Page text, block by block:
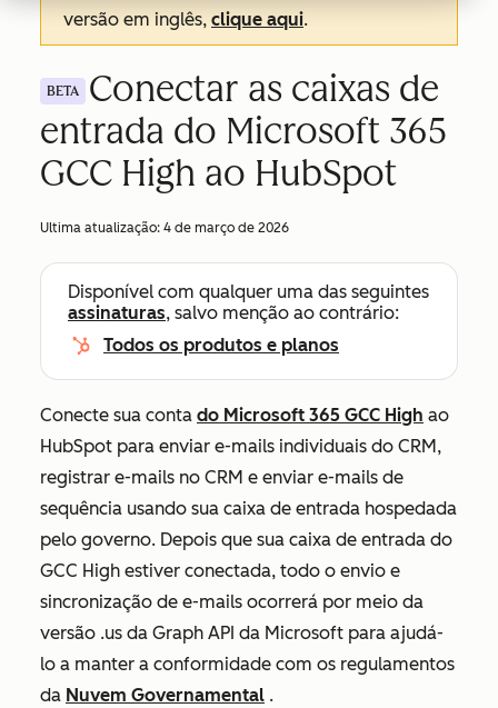
versão em inglês, clique aqui.
BETA
Conectar as caixas de
entrada do Microsoft 365
GCC High ao HubSpot
Ultima atualização: 4 de março de 2026
Disponível com qualquer uma das seguintes
assinaturas, salvo menção ao contrário:
Todos os produtos e planos
Conecte sua conta do Microsoft 365 GCC High ao
HubSpot para enviar e-mails individuais do CRM,
registrar e-mails no CRM e enviar e-mails de
sequência usando sua caixa de entrada hospedada
pelo governo. Depois que sua caixa de entrada do
GCC High estiver conectada, todo o envio e
sincronização de e-mails ocorrerá por meio da
versão .us da Graph API da Microsoft para ajudá-
lo a manter a conformidade com os regulamentos
da Nuvem Governamental .